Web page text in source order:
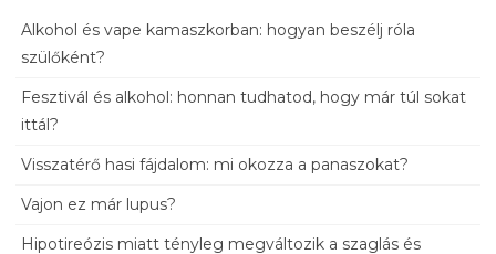
Alkohol és vape kamaszkorban: hogyan beszélj róla
szülőként?
Fesztivál és alkohol: honnan tudhatod, hogy már túl sokat
ittál?
Visszatérő hasi fájdalom: mi okozza a panaszokat?
Vajon ez már lupus?
Hipotireózis miatt tényleg megváltozik a szaglás és